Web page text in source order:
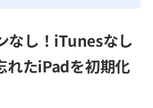
なし！iTunesなし
れたiPadを初期化